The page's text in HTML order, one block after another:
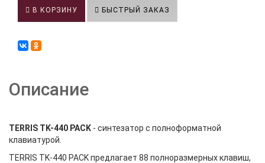
В КОРЗИНУ БЫСТРЫЙ ЗАКАЗ
Описание
TERRIS TK-440 PACK - синтезатор с полноформатной
клавиатурой.
TERRIS TK-440 PACK предлагает 88 полноразмерных клавиш,